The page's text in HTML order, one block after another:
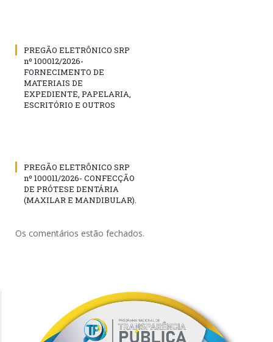
PREGÃO ELETRÔNICO SRP
nº 100012/2026-
FORNECIMENTO DE
MATERIAIS DE
EXPEDIENTE, PAPELARIA,
ESCRITÓRIO E OUTROS
PREGÃO ELETRÔNICO SRP
nº 100011/2026- CONFECÇÃO
DE PRÓTESE DENTÁRIA
(MAXILAR E MANDIBULAR).
Os comentários estão fechados.